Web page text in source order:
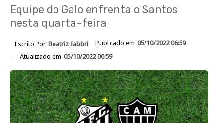
Equipe do Galo enfrenta o Santos
nesta quarta-feira
Escrito Por Beatriz Fabbri Publicado em 05/10/2022 06:59
Atualizado em 05/10/2022 06:59